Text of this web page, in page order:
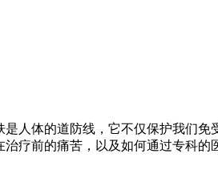
人体的道防线，它不仅保护我们免
疗前的痛苦，以及如何通过专科